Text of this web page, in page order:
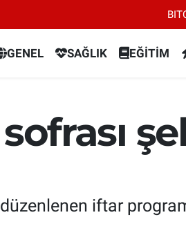
GENEL SAĞLIK EĞİTİM
düzenlenen iftar